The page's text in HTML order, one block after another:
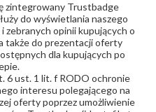
zintegrowany Trustbadge
do wyświetlania naszego
zebranych opinii kupujących o
także do prezentacji oferty
dla kupujących po
6 ust. 1 lit. f RODO ochronie
interesu polegającego na
oferty poprzez umożliwienie